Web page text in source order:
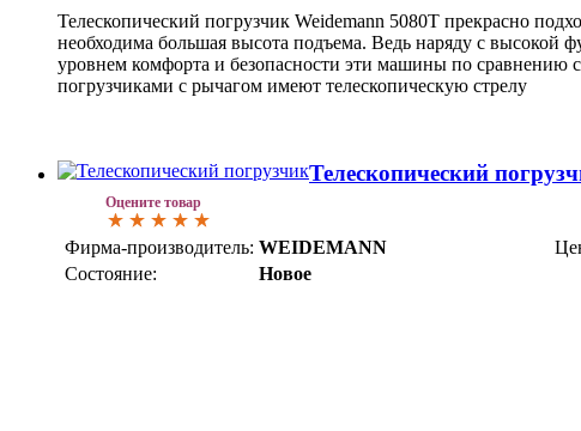
Телескопический погрузчик Weidemann 5080T прекрасно
необходима большая высота подъема. Ведь наряду с высокой
уровнем комфорта и безопасности эти машины по
погрузчиками с рычагом имеют телескопическую стрелу
Оцените товар
Телескопический
Фирма-производитель: WEIDEMANN
Состояние:
Новое